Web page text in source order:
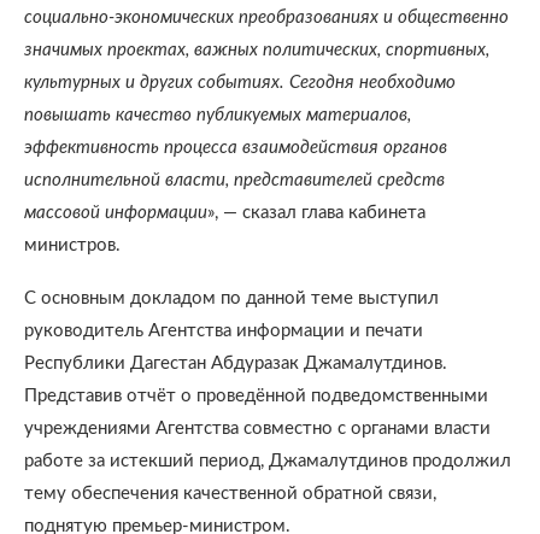
социально-экономических преобразованиях и общественно
значимых проектах, важных политических, спортивных,
культурных и других событиях. Сегодня необходимо
повышать качество публикуемых материалов,
эффективность процесса взаимодействия органов
исполнительной власти, представителей средств
массовой информации», — сказал глава кабинета
министров.
С основным докладом по данной теме выступил
руководитель Агентства информации и печати
Республики Дагестан Абдуразак Джамалутдинов.
Представив отчёт о проведённой подведомственными
учреждениями Агентства совместно с органами власти
работе за истекший период, Джамалутдинов продолжил
тему обеспечения качественной обратной связи,
поднятую премьер-министром.